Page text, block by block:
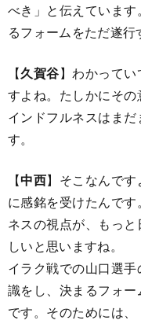
べき」と伝えていま
るフォームをただ遂
【久賀谷】わかって
すよね。たしかにそ
インドフルネスはま
す。
【中西】そこなんで
に感銘を受けたんで
ネスの視点が、もっ
しいと思いますね。
イラク戦での山口選
識をし、決まるフォ
です。そのためには